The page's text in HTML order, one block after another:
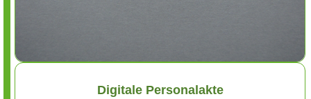
Digitale Personalakte